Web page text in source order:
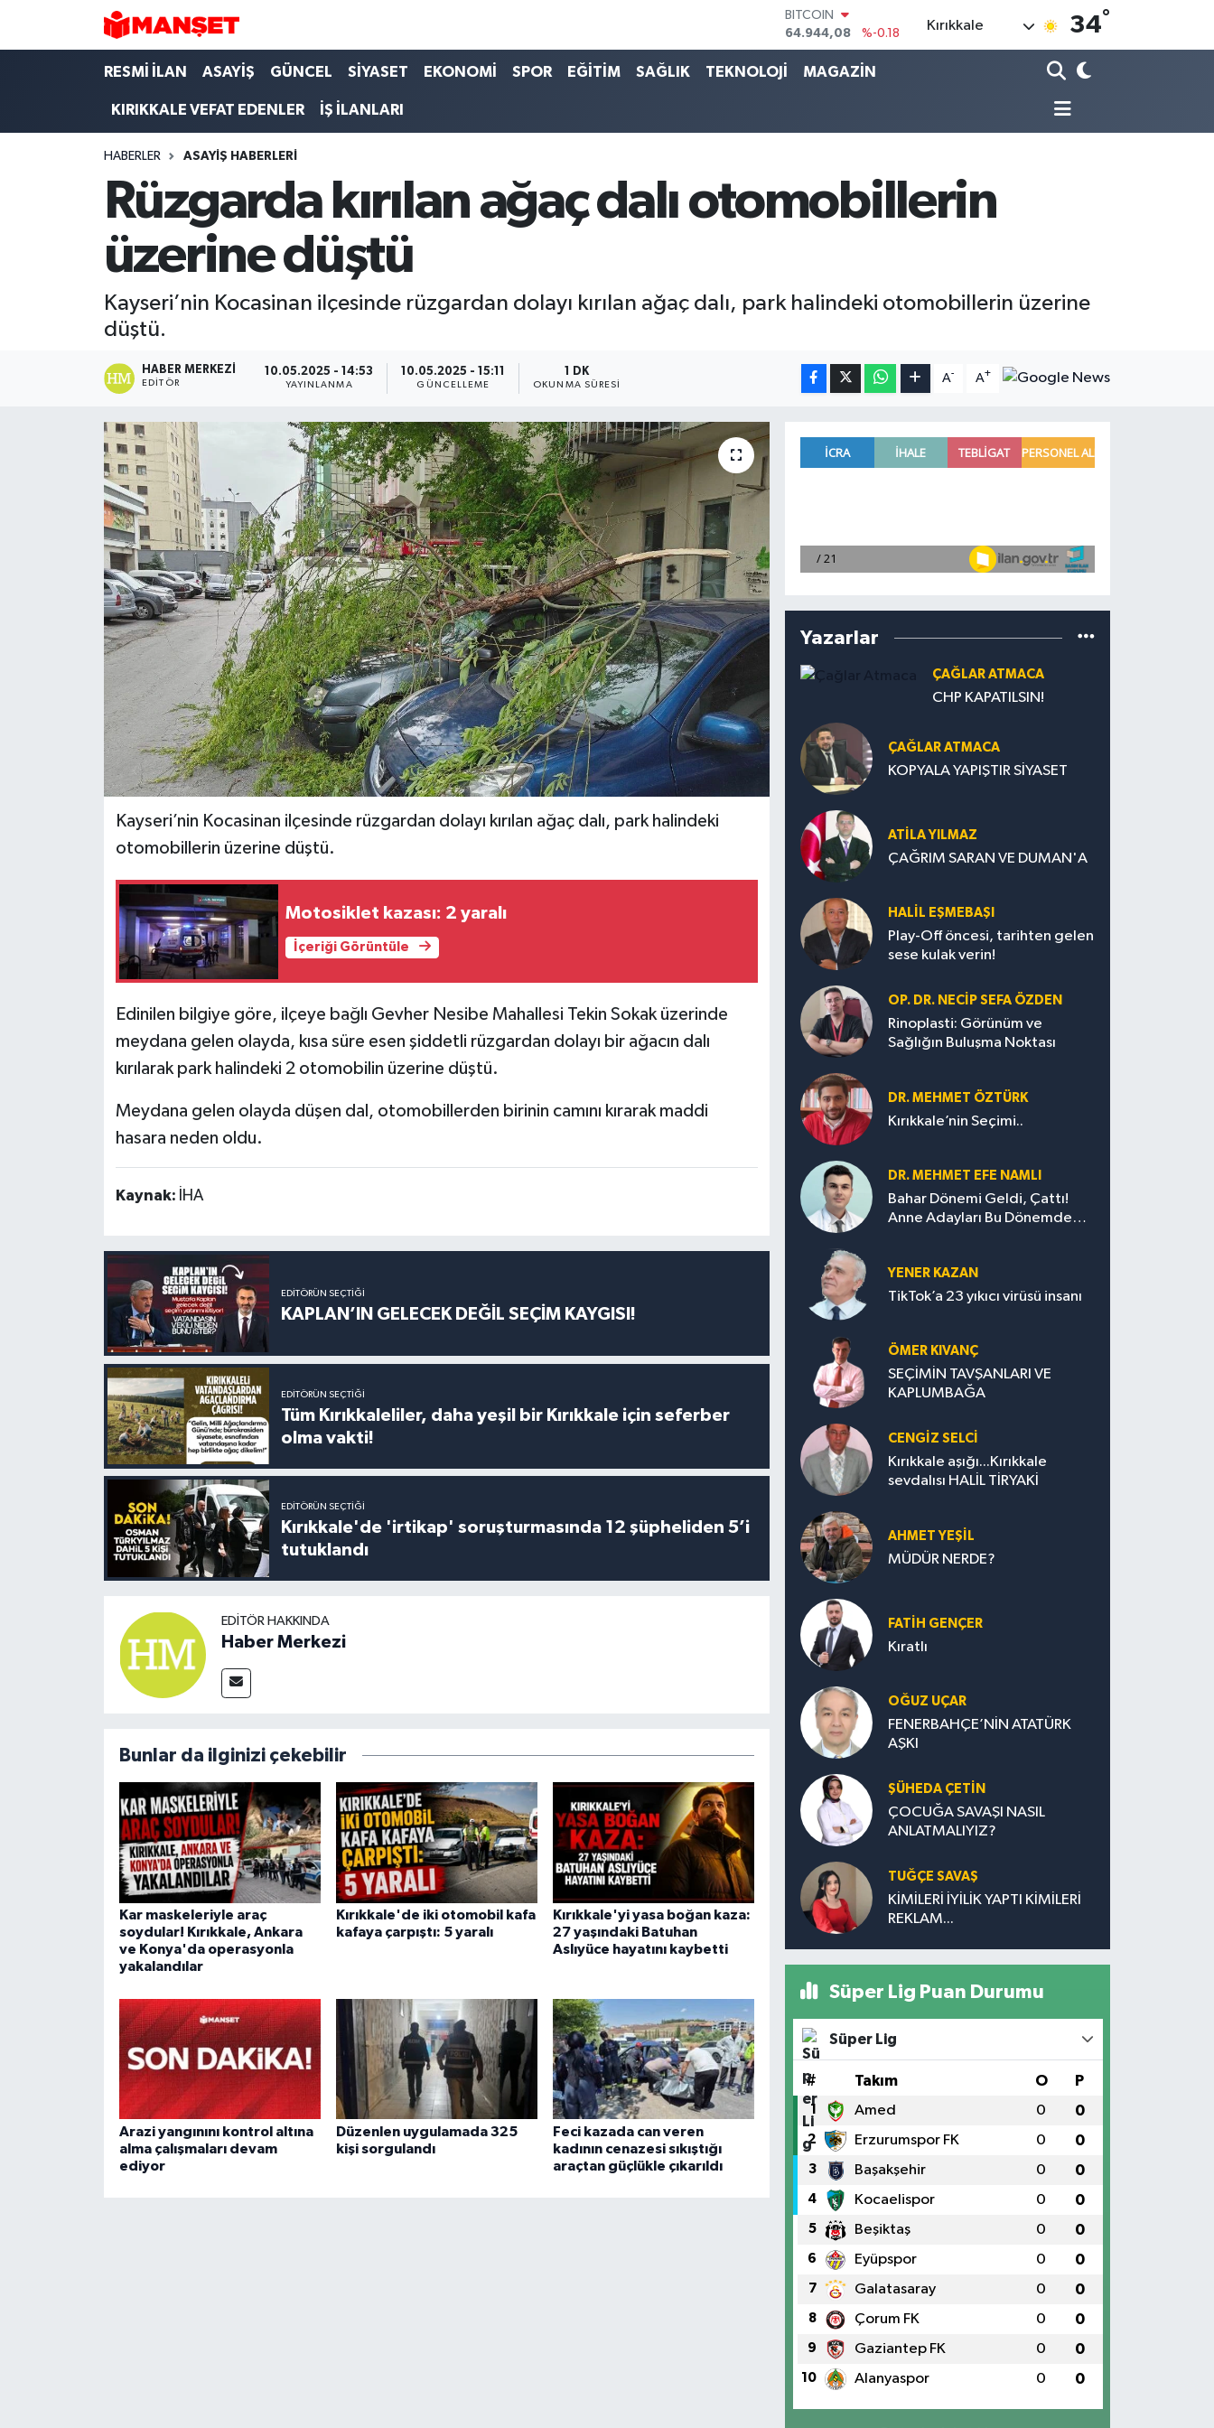
DOLAR
47,7436
%0.18
55,2510
%0.32
%-14
Kırıkkale 34°
RESMİ İLAN ASAYİŞ GÜNCEL SİYASET EKONOMİ SPOR EĞİTİM SAĞLIK TEKNOLOJİ MAGAZİN
KIRIKKALE VEFAT EDENLER İŞ İLANLARI
HABERLER ASAYİŞ HABERLERİ
Rüzgarda kırılan ağaç dalı otomobillerin
üzerine düştü
Kayseri’nin Kocasinan ilçesinde rüzgardan dolayı kırılan ağaç dalı, park halindeki otomobillerin üzerine
düştü.
HABER MERKEZI
EDITÖR
10.05.2025 - 14:53
YAYINLANMA
10.05.2025 - 15:11
GÜNCELLEME
1 DK
OKUNMA SÜRESI
A- A+
Kayseri’nin Kocasinan ilçesinde rüzgardan dolayı kırılan ağaç dalı, park halindeki
otomobillerin üzerine düştü.
Motosiklet kazası: 2 yaralı
İçeriği Görüntüle
Edinilen bilgiye göre, ilçeye bağlı Gevher Nesibe Mahallesi Tekin Sokak üzerinde
meydana gelen olayda, kısa süre esen şiddetli rüzgardan dolayı bir ağacın dalı
kırılarak park halindeki 2 otomobilin üzerine düştü.
Meydana gelen olayda düşen dal, otomobillerden birinin camını kırarak maddi
hasara neden oldu.
Kaynak: İHA
EDITÖRÜN SEÇTIĞI
KAPLAN’IN GELECEK DEĞİL SEÇİM KAYGISI!
EDITÖRÜN SEÇTIĞI
Tüm Kırıkkaleliler, daha yeşil bir Kırıkkale için seferber
olma vakti!
EDITÖRÜN SEÇTIĞI
Kırıkkale'de 'irtikap' soruşturmasında 12 şüpheliden 5’i
tutuklandı
EDITÖR HAKKINDA
Haber Merkezi
Bunlar da ilginizi çekebilir
Kar maskeleriyle araç
soydular! Kırıkkale, Ankara
ve Konya'da operasyonla
yakalandılar
Kırıkkale'de iki otomobil kafa
kafaya çarpıştı: 5 yaralı
Kırıkkale'yi yasa boğan kaza:
27 yaşındaki Batuhan
Aslıyüce hayatını kaybetti
Arazi yangınını kontrol altına
alma çalışmaları devam
ediyor
Düzenlen uygulamada 325
kişi sorgulandı
Feci kazada can veren
kadının cenazesi sıkıştığı
araçtan güçlükle çıkarıldı
Yazarlar
ÇAĞLAR ATMACA
CHP KAPATILSIN!
ÇAĞLAR ATMACA
KOPYALA YAPIŞTIR SİYASET
ATILA YILMAZ
ÇAĞRIM SARAN VE DUMAN'A
HALIL EŞMEBAŞI
Play-Off öncesi, tarihten gelen
sese kulak verin!
OP. DR. NECIP SEFA ÖZDEN
Rinoplasti: Görünüm ve
Sağlığın Buluşma Noktası
DR. MEHMET ÖZTÜRK
Kırıkkale’nin Seçimi..
DR. MEHMET EFE NAMLI
Bahar Dönemi Geldi, Çattı!
Anne Adayları Bu Dönemde
YENER KAZAN
TikTok’a 23 yıkıcı virüsü insanı
ÖMER KIVANÇ
SEÇİMİN TAVŞANLARI VE
KAPLUMBAĞA
CENGİZ SELCİ
Kırıkkale aşığı...Kırıkkale
sevdalısı HALİL TİRYAKİ
AHMET YEŞİL
MÜDÜR NERDE?
FATIH GENÇER
Kıratlı
OĞUZ UÇAR
FENERBAHÇE’NİN ATATÜRK
AŞKI
ŞÜHEDA ÇETİN
ÇOCUĞA SAVAŞI NASIL
ANLATMALIYIZ?
TUĞÇE SAVAŞ
KİMİLERİ İYİLİK YAPTI KİMİLERİ
REKLAM...
Süper Lig Puan Durumu
Süper Lig
# Takım O P
1 Amed 0 0
2 Erzurumspor FK 0 0
3 Başakşehir 0 0
4 Kocaelispor 0 0
5 Beşiktaş 0 0
6 Eyüpspor 0 0
7 Galatasaray 0 0
8 Çorum FK 0 0
9 Gaziantep FK 0 0
10 Alanyaspor 0 0
Hava Durumu
Trafik Durumu
Süper Lig Puan Durumu ve Fikstür
Tüm Manşetler
Son Dakika Haberleri
Haber Arşivi